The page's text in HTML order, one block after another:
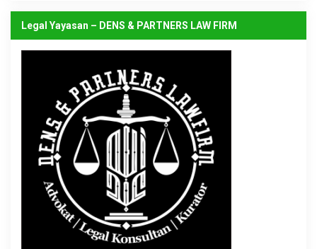
Legal Yayasan – DENS & PARTNERS LAW FIRM